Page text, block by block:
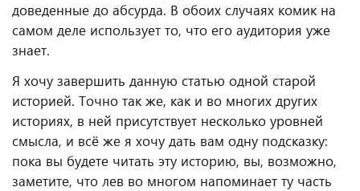
доведенные до абсурда. В обоих случаях комик на
самом деле использует то, что его аудитория уже
знает.
Я хочу завершить данную статью одной старой
историей. Точно так же, как и во многих других
историях, в ней присутствует несколько уровней
смысла, и всё же я хочу дать вам одну подсказку:
пока вы будете читать эту историю, вы, возможно,
заметите, что лев во многом напоминает ту часть